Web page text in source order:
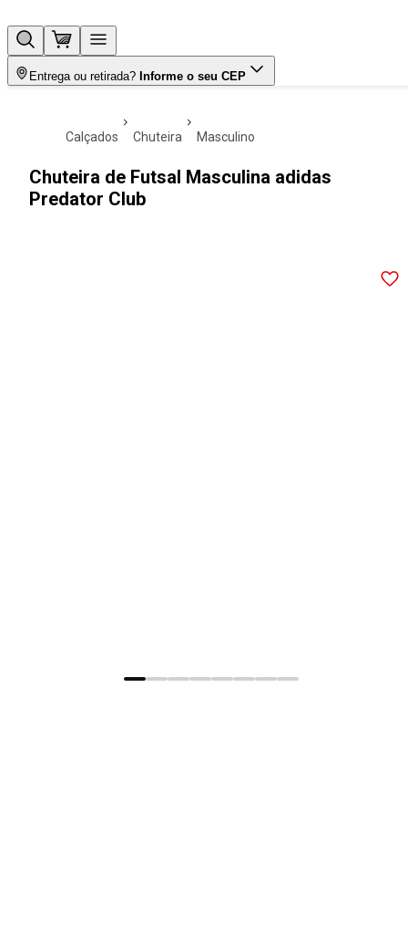
Entrega ou retirada? Informe o seu CEP
calçados chuteira masculino
Chuteira de Futsal Masculina adidas
Predator Club